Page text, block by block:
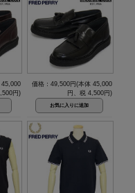
45,000
円)
価格：49,500円(本体 45,000
円、税 4,500円)